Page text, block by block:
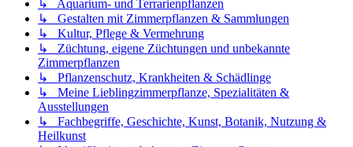
↳ Aquarium- und Terrarienpflanzen
↳ Gestalten mit Zimmerpflanzen & Sammlungen
↳ Kultur, Pflege & Vermehrung
↳ Züchtung, eigene Züchtungen und unbekannte
Zimmerpflanzen
↳ Pflanzenschutz, Krankheiten & Schädlinge
↳ Meine Lieblingzimmerpflanze, Spezialitäten &
Ausstellungen
↳ Fachbegriffe, Geschichte, Kunst, Botanik, Nutzung &
Heilkunst